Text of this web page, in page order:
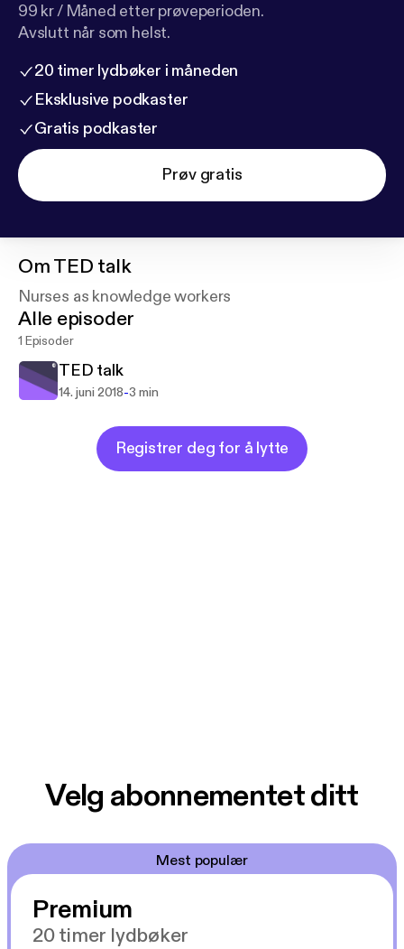
99 kr / Måned etter prøveperioden.
Avslutt når som helst.
20 timer lydbøker i måneden
Eksklusive podkaster
Gratis podkaster
Prøv gratis
OmTED talk
Nurses as knowledge workers
Alle episoder
1 Episoder
TED talk
14. juni 2018-3 min
Registrer deg for å lytte
Velg abonnementet ditt
Mest populær
Premium
20 timer lydbøker